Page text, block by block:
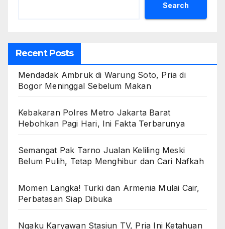
Search
Recent Posts
Mendadak Ambruk di Warung Soto, Pria di
Bogor Meninggal Sebelum Makan
Kebakaran Polres Metro Jakarta Barat
Hebohkan Pagi Hari, Ini Fakta Terbarunya
Semangat Pak Tarno Jualan Keliling Meski
Belum Pulih, Tetap Menghibur dan Cari Nafkah
Momen Langka! Turki dan Armenia Mulai Cair,
Perbatasan Siap Dibuka
Ngaku Karyawan Stasiun TV, Pria Ini Ketahuan